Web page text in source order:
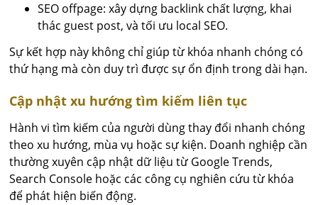
SEO offpage: xây dựng backlink chất lượng, khai
thác guest post, và tối ưu local SEO.
Sự kết hợp này không chỉ giúp từ khóa nhanh chóng có
thứ hạng mà còn duy trì được sự ổn định trong dài hạn.
Cập nhật xu hướng tìm kiếm liên tục
Hành vi tìm kiếm của người dùng thay đổi nhanh chóng
theo xu hướng, mùa vụ hoặc sự kiện. Doanh nghiệp cần
thường xuyên cập nhật dữ liệu từ Google Trends,
Search Console hoặc các công cụ nghiên cứu từ khóa
để phát hiện biến động.